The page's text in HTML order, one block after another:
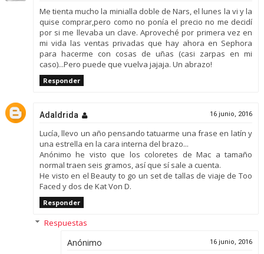
Me tienta mucho la minialla doble de Nars, el lunes la vi y la
quise comprar,pero como no ponía el precio no me decidí
por si me llevaba un clave. Aproveché por primera vez en
mi vida las ventas privadas que hay ahora en Sephora
para hacerme con cosas de uñas (casi zarpas en mi
caso)...Pero puede que vuelva jajaja. Un abrazo!
Responder
Adaldrida 16 junio, 2016
Lucía, llevo un año pensando tatuarme una frase en latín y
una estrella en la cara interna del brazo...
Anónimo he visto que los coloretes de Mac a tamaño
normal traen seis gramos, así que sí sale a cuenta.
He visto en el Beauty to go un set de tallas de viaje de Too
Faced y dos de Kat Von D.
Responder
Respuestas
Anónimo 16 junio, 2016